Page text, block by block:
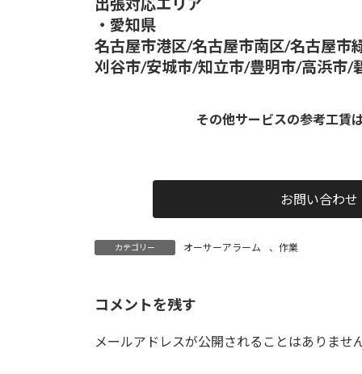
・愛知県
名古屋市港区/名古屋市南区/名古屋
刈谷市/安城市/知立市/豊明市/高浜市/
その他サービスの参考工賃
お問い合わせ
カテゴリー オーサーアラーム 、 作業
コメントを残す
メールアドレスが公開されることはありませ